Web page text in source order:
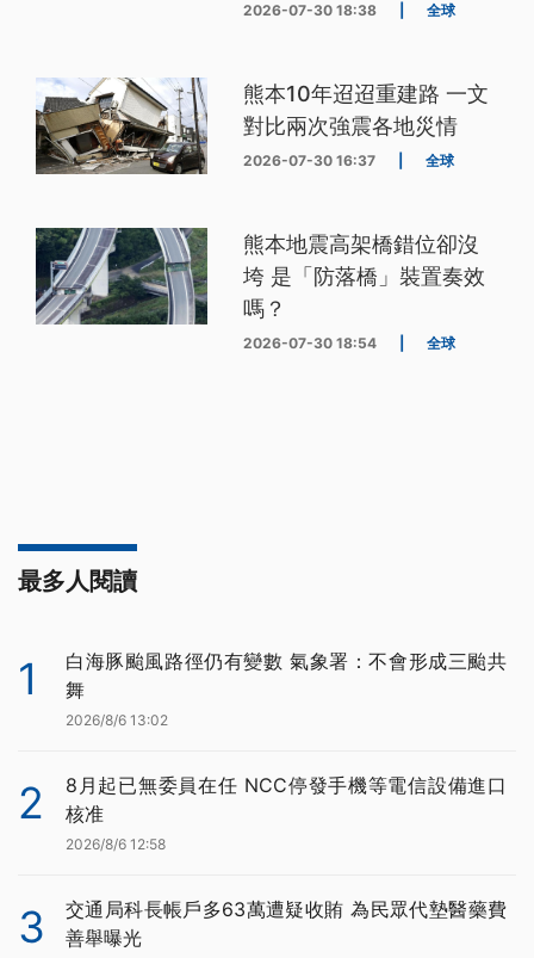
2026-07-30 18:38 全球
熊本10年迢迢重建路 一文
對比兩次強震各地災情
2026-07-30 16:37 全球
熊本地震高架橋錯位卻沒
垮 是「防落橋」裝置奏效
嗎？
2026-07-30 18:54 全球
最多人閱讀
1
白海豚颱風路徑仍有變數 氣象署：不會形成三颱共
舞
2026/8/6 13:02
2
8月起已無委員在任 NCC停發手機等電信設備進口
核准
2026/8/6 12:58
3
交通局科長帳戶多63萬遭疑收賄 為民眾代墊醫藥費
善舉曝光